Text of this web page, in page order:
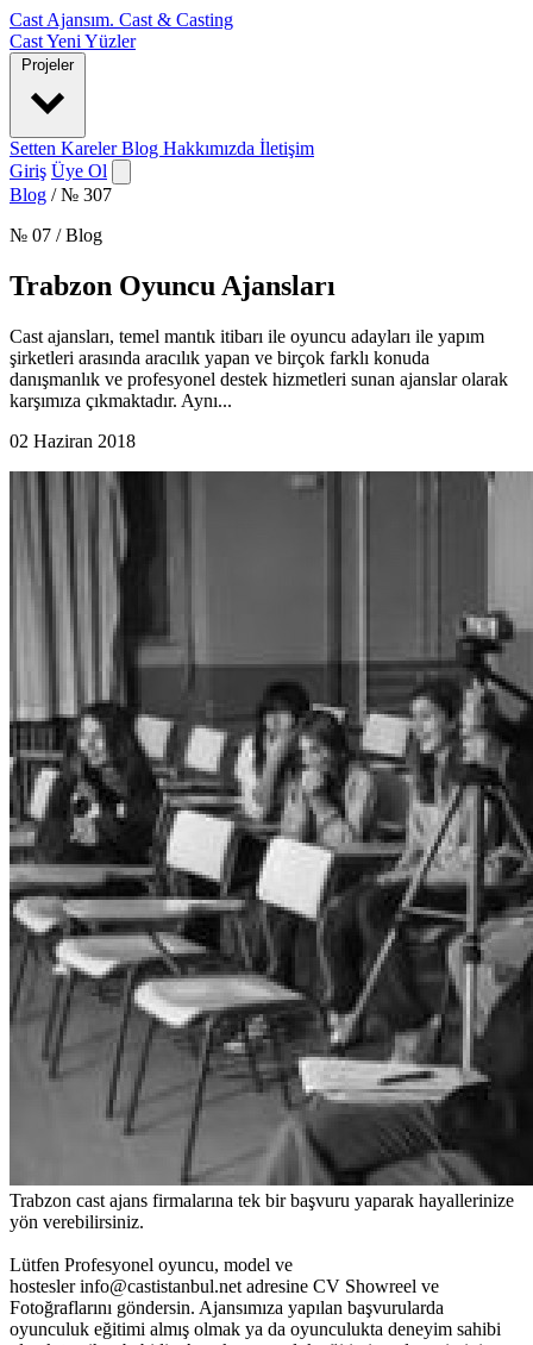
Cast Ajansım. Cast & Casting
CastYeni Yüzler
Projeler
Setten KarelerBlog Hakkımızda İletişim
Giriş Üye Ol
Blog / № 307
№ 07 / Blog
Trabzon Oyuncu Ajansları
Cast ajansları, temel mantık itibarı ile oyuncu adayları ile yapım
şirketleri arasında aracılık yapan ve birçok farklı konuda
danışmanlık ve profesyonel destek hizmetleri sunan ajanslar olarak
karşımıza çıkmaktadır. Aynı...
02 Haziran 2018
Trabzon cast ajans firmalarına tek bir başvuru yaparak hayallerinize
yön verebilirsiniz.
Lütfen Profesyonel oyuncu, model ve
hosteslerinfo@castistanbul.net adresine CV Showreel ve
Fotoğraflarını göndersin. Ajansımıza yapılan başvurularda
oyunculuk eğitimi almış olmak ya da oyunculukta deneyim sahibi